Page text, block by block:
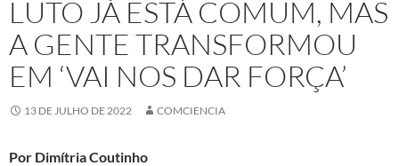
LUTO JÁ ESTÁ COMUM, MAS
A GENTE TRANSFORMOU
EM ‘VAI NOS DAR FORÇA’
13 DE JULHO DE 2022 COMCIENCIA
Por Dimítria Coutinho